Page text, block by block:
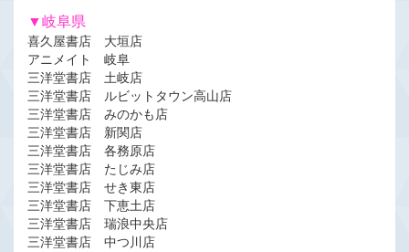
▼岐阜県
喜久屋書店 大垣店
アニメイト 岐阜
三洋堂書店 土岐店
三洋堂書店 ルビットタウン高山店
三洋堂書店 みのかも店
三洋堂書店 新関店
三洋堂書店 各務原店
三洋堂書店 たじみ店
三洋堂書店 せき東店
三洋堂書店 下恵土店
三洋堂書店 瑞浪中央店
三洋堂書店 中つ川店